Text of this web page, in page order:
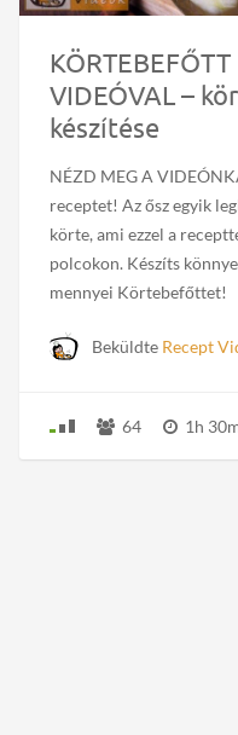
KÖRTEBEFŐTT
VIDEÓVAL –
készítése
NÉZD MEG A
receptet! Az ősz egyik
körte, ami ezzel a
polcokon. Készíts
mennyei Körtebefőttet!
Beküldte Recept
64 1h